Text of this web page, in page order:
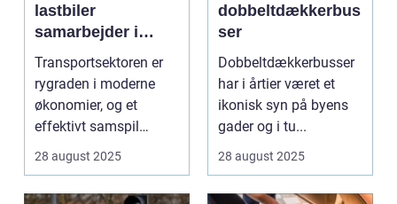
lastbiler
samarbejder i
transportsektoren
Transportsektoren er
rygraden i moderne
økonomier, og et
effektivt samspil
28 august 2025
dobbeltdækkerbus
ser
Dobbeltdækkerbusser
har i årtier været et
ikonisk syn på byens
gader og i tu...
28 august 2025